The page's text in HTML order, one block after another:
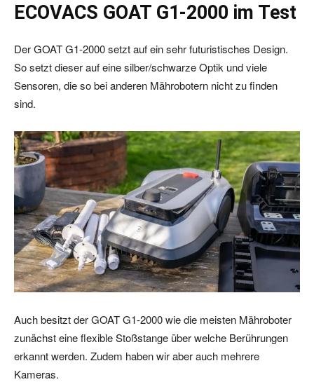
ECOVACS GOAT G1-2000 im Test
Der GOAT G1-2000 setzt auf ein sehr futuristisches Design.
So setzt dieser auf eine silber/schwarze Optik und viele
Sensoren, die so bei anderen Mährobotern nicht zu finden
sind.
Auch besitzt der GOAT G1-2000 wie die meisten Mähroboter
zunächst eine flexible Stoßstange über welche Berührungen
erkannt werden. Zudem haben wir aber auch mehrere
Kameras.